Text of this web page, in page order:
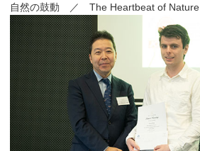
自然の鼓動 ／ The Heartbeat of Nature